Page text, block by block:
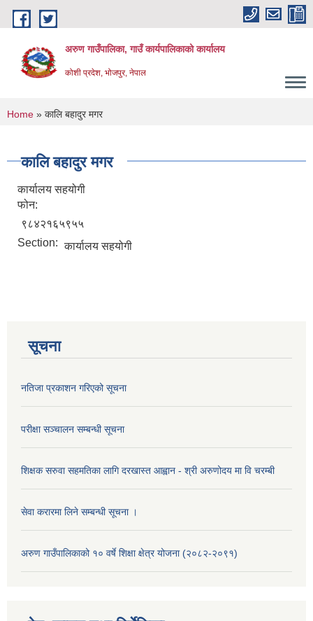
Skip to main content
अरुण गाउँपालिका, गाउँ कार्यपालिकाको कार्यालय
कोशी प्रदेश, भोजपुर, नेपाल
You are here
Home » कालि बहादुर मगर
कालि बहादुर मगर
कार्यालय सहयोगी
फोन:
९८४२१६५९५५
Section: कार्यालय सहयोगी
सूचना
नतिजा प्रकाशन गरिएको सूचना
परीक्षा सञ्चालन सम्बन्धी सूचना
शिक्षक सरुवा सहमतिका लागि दरखास्त आह्वान - श्री अरुणोदय मा वि चरम्बी
सेवा करारमा लिने सम्बन्धी सूचना ।
अरुण गाउँपालिकाको १० वर्षे शिक्षा क्षेत्र योजना (२०८२-२०९१)